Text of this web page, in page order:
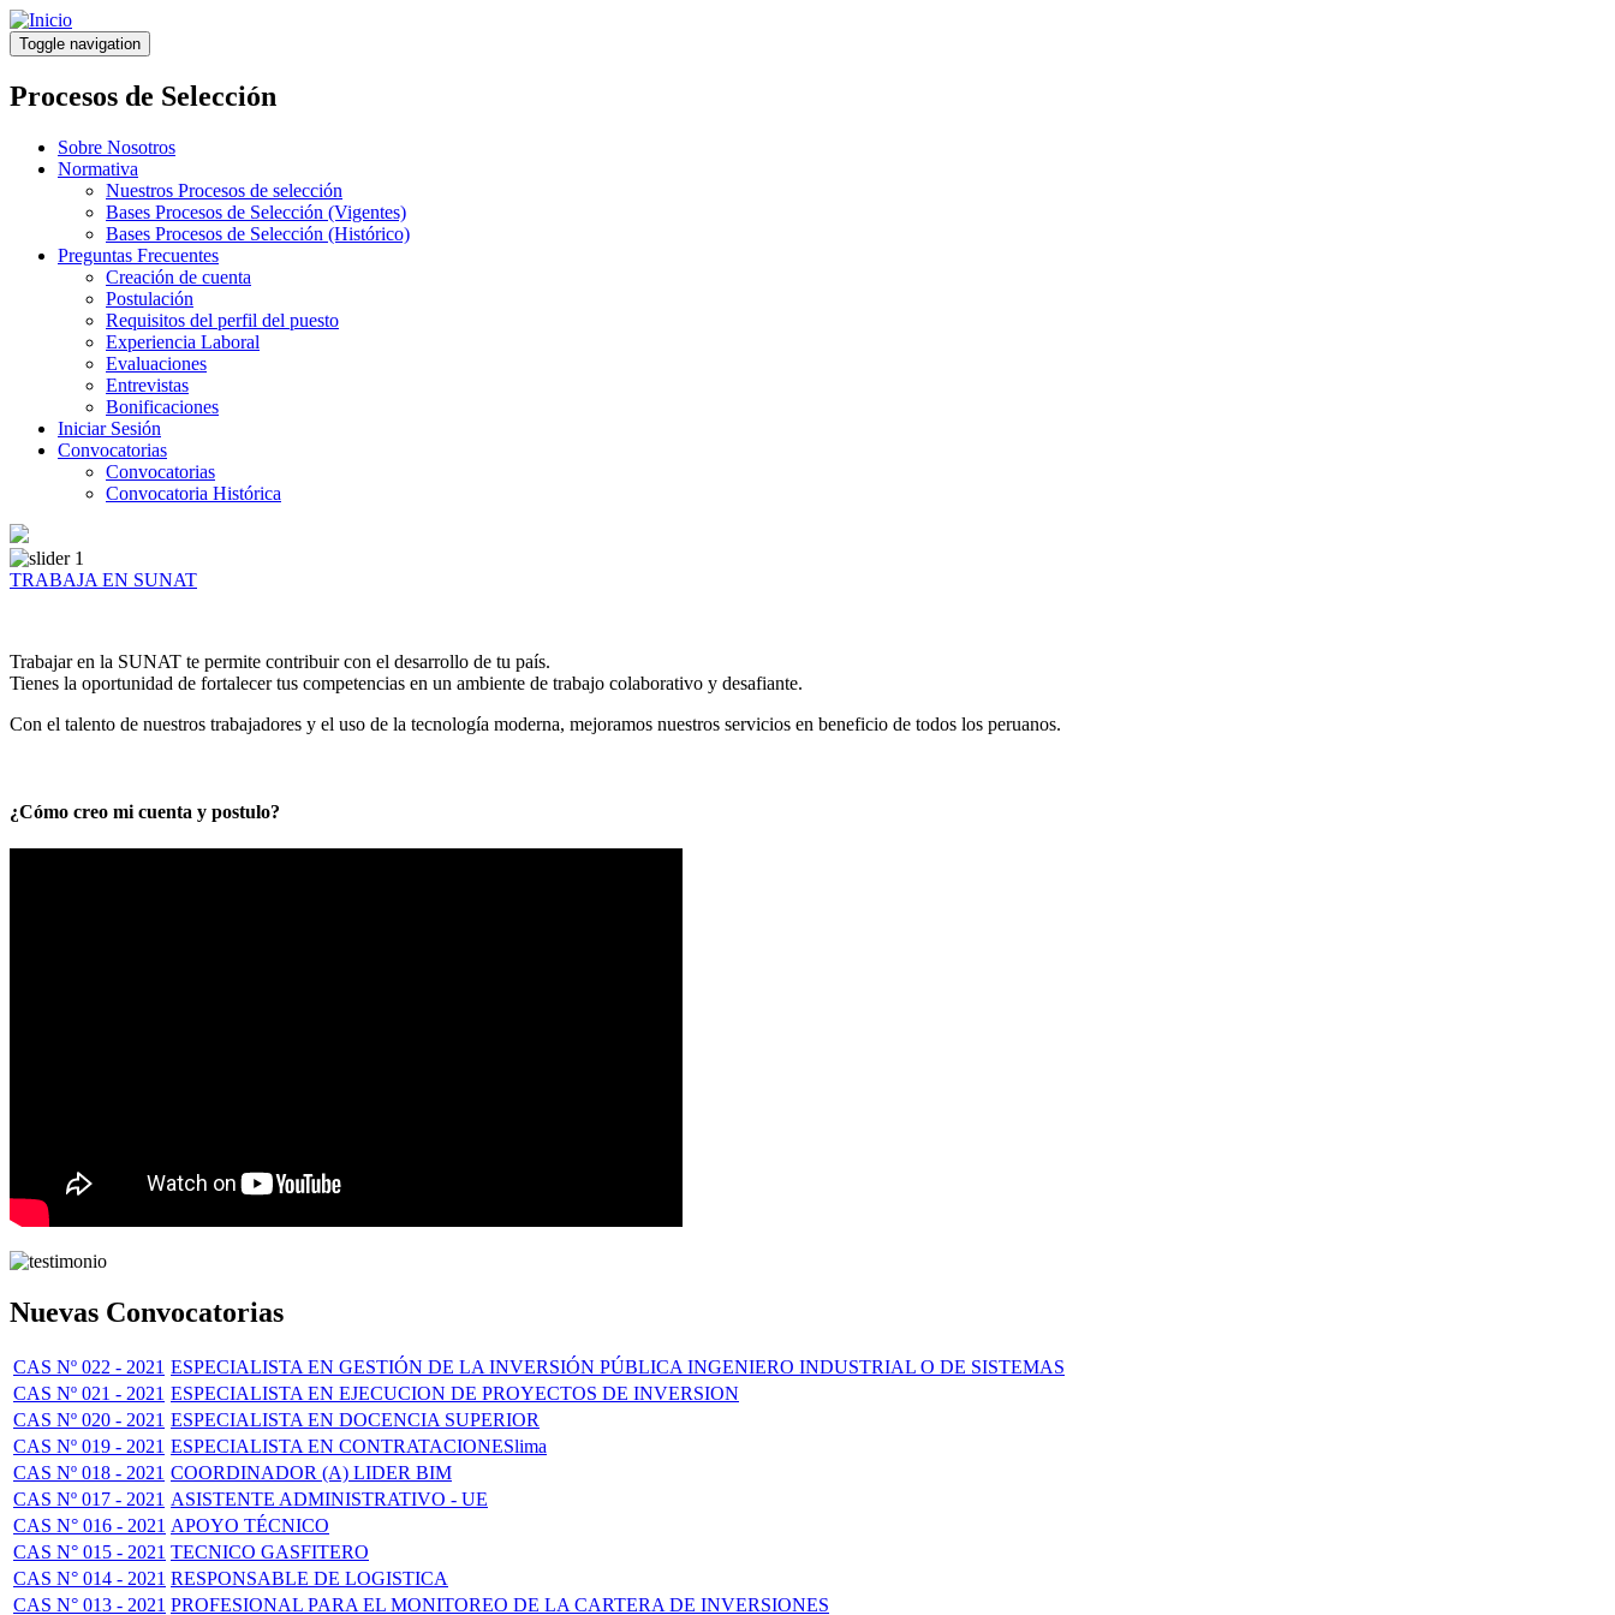
Pasar
al
contenido
principal
Toggle navigation
Procesos de Selección
Sobre Nosotros
Normativa
Nuestros Procesos de selección
Bases Procesos de Selección (Vigentes)
Bases Procesos de Selección (Histórico)
Preguntas Frecuentes
Creación de cuenta
Postulación
Requisitos del perfil del puesto
Experiencia Laboral
Evaluaciones
Entrevistas
Bonificaciones
Iniciar Sesión
Convocatorias
Convocatorias
Convocatoria Histórica
TRABAJA EN SUNAT
Trabajar en la SUNAT te permite contribuir con el desarrollo de tu país.
Tienes la oportunidad de fortalecer tus competencias en un ambiente de trabajo colaborativo y desafiante.
Con el talento de nuestros trabajadores y el uso de la tecnología moderna, mejoramos nuestros servicios en beneficio de todos los peruanos.
¿Cómo creo mi cuenta y postulo?
Nuevas Convocatorias
CAS Nº 022 - 2021 ESPECIALISTA EN GESTIÓN DE LA INVERSIÓN PÚBLICA INGENIERO INDUSTRIAL O DE SISTEMAS
CAS Nº 021 - 2021 ESPECIALISTA EN EJECUCION DE PROYECTOS DE INVERSION
CAS Nº 020 - 2021 ESPECIALISTA EN DOCENCIA SUPERIOR
CAS Nº 019 - 2021 ESPECIALISTA EN CONTRATACIONESlima
CAS Nº 018 - 2021 COORDINADOR (A) LIDER BIM
CAS Nº 017 - 2021 ASISTENTE ADMINISTRATIVO - UE
CAS N° 016 - 2021 APOYO TÉCNICO
CAS N° 015 - 2021 TECNICO GASFITERO
CAS N° 014 - 2021 RESPONSABLE DE LOGISTICA
CAS N° 013 - 2021 PROFESIONAL PARA EL MONITOREO DE LA CARTERA DE INVERSIONES